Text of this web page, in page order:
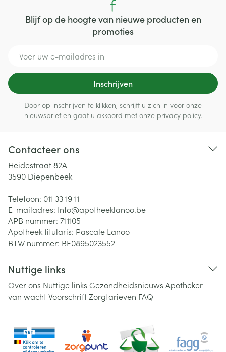
Blijf op de hoogte van nieuwe producten en
promoties
Inschrijven
Door op inschrijven te klikken, schrijft u zich in voor onze
nieuwsbrief en gaat u akkoord met onze privacy policy.
Contacteer ons
Heidestraat 82A
3590 Diepenbeek
Telefoon: 011 33 19 11
E-mailadres: Info@apotheeklanoo.be
APB nummer: 711105
Apotheek titularis: Pascale Lanoo
BTW nummer: BE0895023552
Nuttige links
Over ons Nuttige links Gezondheidsnieuws Apotheker
van wachtVoorschriftZorgtarieven FAQ